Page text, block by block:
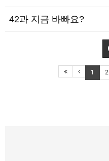
42과 지금 바빠요?
1 2